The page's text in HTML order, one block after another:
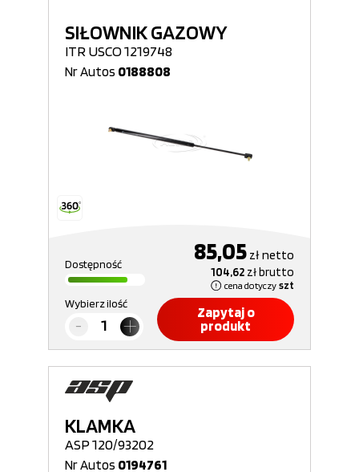
SIŁOWNIK GAZOWY
ITR USCO 1219748
Nr Autos 0188808
Dostępność 85,05 złnetto
104,62 złbrutto
cena dotyczy szt
Wybierz ilość
Zapytaj o
produkt
KLAMKA
ASP 120/93202
Nr Autos 0194761